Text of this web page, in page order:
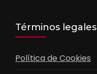
Términos legales
Política de Cookies